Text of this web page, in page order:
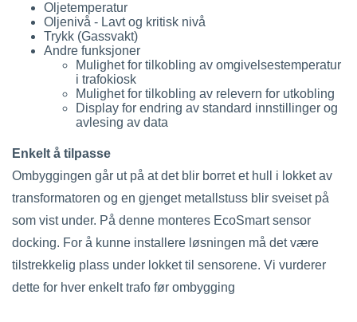
Oljetemperatur
Oljenivå - Lavt og kritisk nivå
Trykk (Gassvakt)
Andre funksjoner
Mulighet for tilkobling av omgivelsestemperatur
i trafokiosk
Mulighet for tilkobling av relevern for utkobling
Display for endring av standard innstillinger og
avlesing av data
Enkelt å tilpasse
Ombyggingen går ut på at det blir borret et hull i lokket av
transformatoren og en gjenget metallstuss blir sveiset på
som vist under. På denne monteres EcoSmart sensor
docking. For å kunne installere løsningen må det være
tilstrekkelig plass under lokket til sensorene. Vi vurderer
dette for hver enkelt trafo før ombygging